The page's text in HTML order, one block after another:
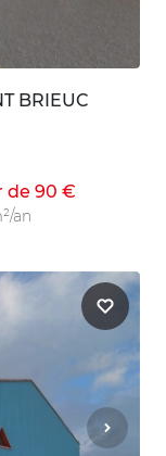
BRIEUC
de 90 €
an